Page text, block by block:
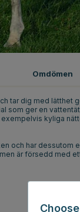
tar dig med lätthet
ger en
kyliga
och har
är försedd med
Omdömen